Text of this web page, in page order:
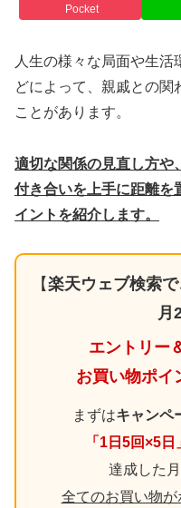
Pocket
人生の様々な局面や生
どによって、親戚との関
ことがあります。
適切な関係の見直し方や
付き合いを上手に距離を
イントを紹介します。
【楽天ウェブ検索
月
エントリー
お買い物ポイ
まずはキャンペ
「1日5回×5
達成した
全てのお買い物